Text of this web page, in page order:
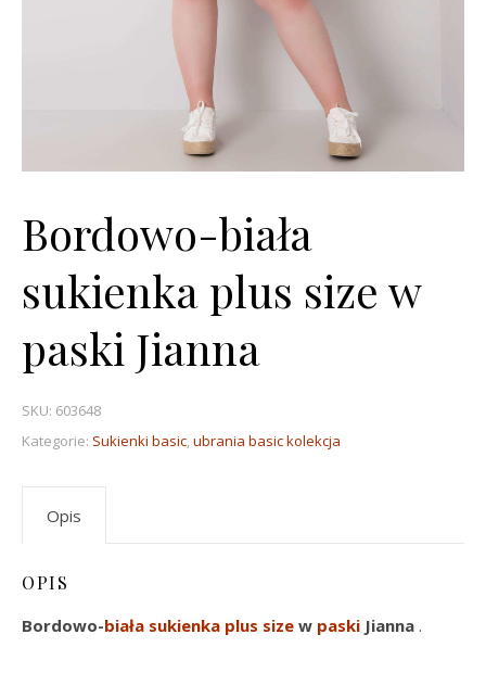
Bordowo-biała
sukienka plus size w
paski Jianna
SKU: 603648
Kategorie: Sukienki basic,ubrania basic kolekcja
Opis
OPIS
Bordowo-biała sukienka plus size w paski Jianna .